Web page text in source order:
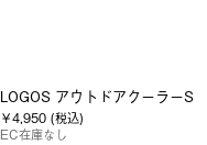
LOGOS アウトドアクーラーS
￥4,950 (税込)
EC在庫なし